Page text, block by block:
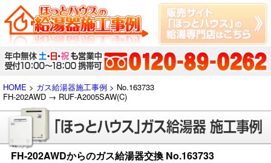
HOME > ガス給湯器施工事例 > No.163733
FH-202AWD → RUF-A2005SAW(C)
FH-202AWDからのガス給湯器交換 No.163733